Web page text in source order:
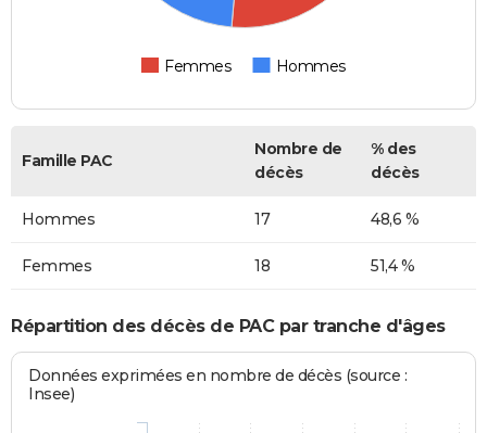
Femmes Hommes
Famille PAC
Nombre de
décès
% des
décès
Hommes 17 48,6 %
Femmes 18 51,4 %
Répartition des décès de PAC par tranche d'âges
Données exprimées en nombre de décès (source :
Insee)